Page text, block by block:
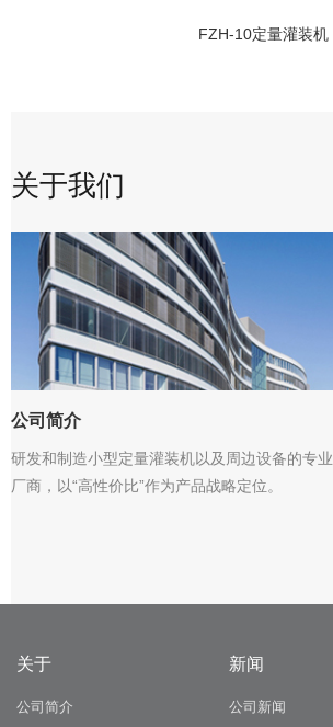
FZH-10定量灌装机
关于我们
公司简介
研发和制造小型定量灌装机以及周边设备的专业
厂商，以“高性价比”作为产品战略定位。
关于
公司简介
新闻
公司新闻